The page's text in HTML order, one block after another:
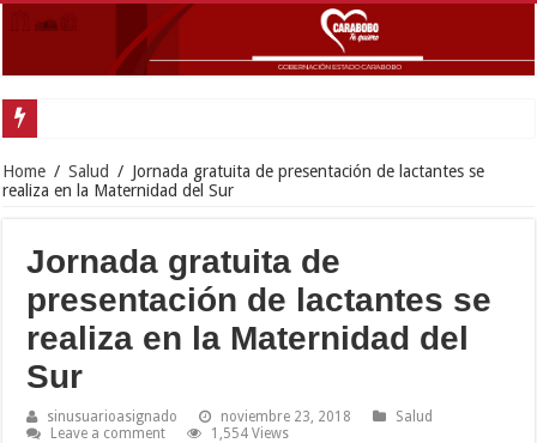
Home / Salud / Jornada gratuita de presentación de lactantes se
realiza en la Maternidad del Sur
Jornada gratuita de
presentación de lactantes se
realiza en la Maternidad del
Sur
sinusuarioasignado noviembre 23, 2018
Salud
Leave a comment
1,554 Views